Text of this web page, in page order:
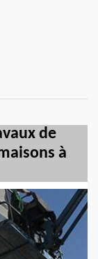
de
à